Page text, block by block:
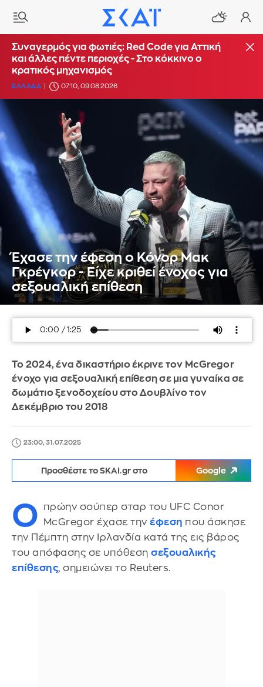
Συναγερμός για φωτιές: Red Code για Αττική
και άλλες πέντε περιοχές - Στο κόκκινο ο
κρατικός μηχανισμός
ΕΛΛΑΔΑ 07:10, 09.08.2026
Έχασε την έφεση ο Κόνορ Μακ
Γκρέγκορ - Είχε κριθεί ένοχος για
σεξουαλική επίθεση
Το 2024, ένα δικαστήριο έκρινε τον McGregor
ένοχο για σεξουαλική επίθεση σε μια γυναίκα σε
δωμάτιο ξενοδοχείου στο Δουβλίνο τον
Δεκέμβριο του 2018
23:00, 31.07.2025
Προσθέστε το SKAI.gr στο Google
Ο
πρώην σούπερ σταρ του UFC Conor
McGregor έχασε την έφεση που άσκησε
την Πέμπτη στην Ιρλανδία κατά της εις βάρος
του απόφασης σε υπόθεση σεξουαλικής
επίθεσης, σημειώνει το Reuters.